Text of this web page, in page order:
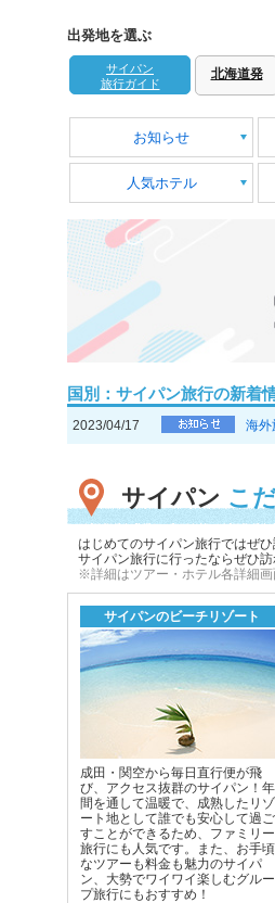
出発地を選ぶ
サイパン
旅行ガイド
北海道発
お知らせ
人気ホテル
国別：サイパン旅行の新着
2023/04/17 海外
サイパン こ
はじめてのサイパン旅行ではぜひ
サイパン旅行に行ったならぜひ
※詳細はツアー・ホテル各詳細画
サイパンのビーチリゾート
成田・関空から毎日直行便が飛
び、アクセス抜群のサイパン！年
間を通して温暖で、成熟したリゾ
ート地として誰でも安心して過ご
すことができるため、ファミリー
旅行にも人気です。また、お手頃
なツアーも料金も魅力のサイパ
ン、大勢でワイワイ楽しむグルー
プ旅行にもおすすめ！